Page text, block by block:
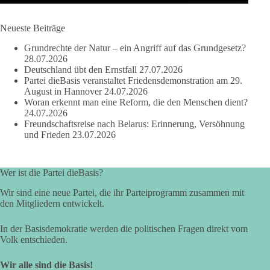
#dieBasis #Wasserverbot #Propaganda #WEF
219 7 55
DieBasis
2 Tage(n) zuvor
Wusstest du, dass Kooperation in Sachfragen etwas anderes ist
als eine feste Koalition?
Regierungsverantwortung, feste Vereinbarungen und
dauerhafte Bindungen. Kooperation in Sachfragen bedeutet
dagegen: Ein Vorschlag wird einzeln geprüft.
🟩🟩🟦🟦🟥🟥🟧🟧
Vorschläge können Zustimmung erhalten. Schlechte
Neueste Beiträge
Grundrechte der Natur – ein Angriff auf das Grundgesetz?
28.07.2026
Deutschland übt den Ernstfall 27.07.2026
Partei dieBasis veranstaltet Friedensdemonstration am 29.
August in Hannover 24.07.2026
Woran erkennt man eine Reform, die den Menschen dient?
24.07.2026
Freundschaftsreise nach Belarus: Erinnerung, Versöhnung
und Frieden 23.07.2026
Wer ist die Partei dieBasis?
Wir sind eine neue Partei, die ihr Parteiprogramm zusammen mit
den Mitgliedern entwickelt.
In der Basisdemokratie werden die politischen Fragen direkt vom
Volk entschieden.
Wir alle sind die Basis!